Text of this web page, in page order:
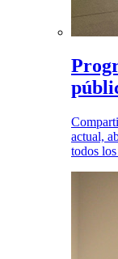
actual,
todos